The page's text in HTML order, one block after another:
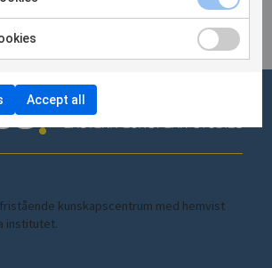
kunskapscentrum med hemvist
institutet.
Accept all